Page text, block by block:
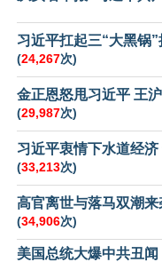
习近平扛起三“大黑锅
(24,267次)
金正恩怒甩习近平 王
(29,987次)
习近平衷情下水道经
(33,213次)
高官离世与落马双潮
(34,906次)
美国总统大爆中共丑